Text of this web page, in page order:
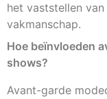
het vaststellen
vakmanschap.
Hoe beïnvloeden
shows?
Avant-garde